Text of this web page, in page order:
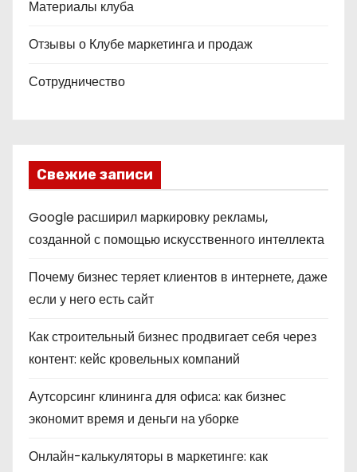
Материалы клуба
Отзывы о Клубе маркетинга и продаж
Сотрудничество
Свежие записи
Google расширил маркировку рекламы,
созданной с помощью искусственного интеллекта
Почему бизнес теряет клиентов в интернете, даже
если у него есть сайт
Как строительный бизнес продвигает себя через
контент: кейс кровельных компаний
Аутсорсинг клининга для офиса: как бизнес
экономит время и деньги на уборке
Онлайн-калькуляторы в маркетинге: как